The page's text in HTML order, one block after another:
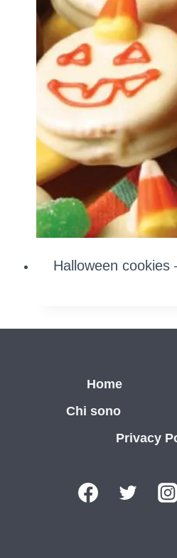
Halloween cookies
Home
Chi sono
Privacy